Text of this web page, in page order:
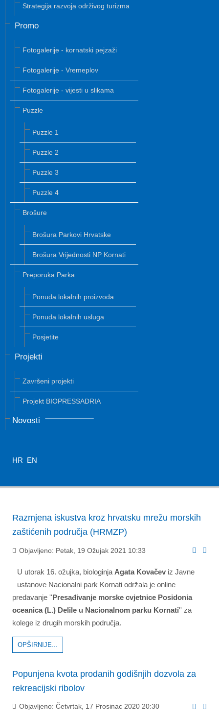
Strategija razvoja održivog turizma
Promo
Fotogalerije - kornatski pejzaži
Fotogalerije - Vremeplov
Fotogalerije - vijesti u slikama
Puzzle
Puzzle 1
Puzzle 2
Puzzle 3
Puzzle 4
Brošure
Brošura Parkovi Hrvatske
Brošura Vrijednosti NP Kornati
Preporuka Parka
Ponuda lokalnih proizvoda
Ponuda lokalnih usluga
Posjetite
Projekti
Završeni projekti
Projekt BIOPRESSADRIA
Novosti
HR EN
Razmjena iskustva kroz hrvatsku mrežu morskih
zaštićenih područja (HRMZP)
Objavljeno: Petak, 19 Ožujak 2021 10:33
U utorak 16. ožujka, biologinja Agata Kovačev iz Javne
ustanove Nacionalni park Kornati održala je online
predavanje ''Presađivanje morske cvjetnice Posidonia
oceanica (L.) Delile u Nacionalnom parku Kornati'' za
kolege iz drugih morskih područja.
OPŠIRNIJE...
Popunjena kvota prodanih godišnjih dozvola za
rekreacijski ribolov
Objavljeno: Četvrtak, 17 Prosinac 2020 20:30